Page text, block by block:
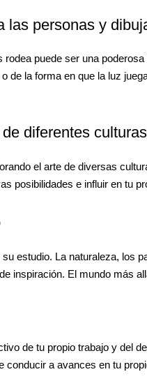
las personas y
puede ser una
de la forma en que la luz
diferentes
el arte de diversas
posibilidades e influir en tu
estudio. La naturaleza, los
inspiración. El mundo más
de tu propio trabajo y del
conducir a avances en tu